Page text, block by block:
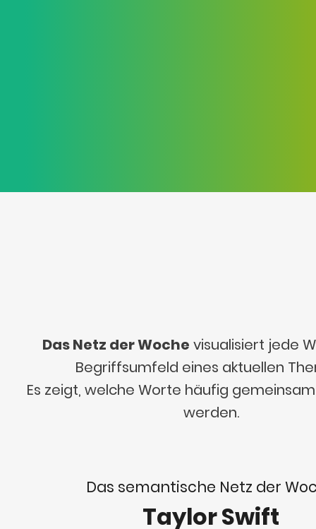
Das Netz der Woche visualisiert jede
Begriffsumfeld eines aktuellen
Es zeigt, welche Worte häufig
werden.
Das semantische Netz der
Taylor Swift